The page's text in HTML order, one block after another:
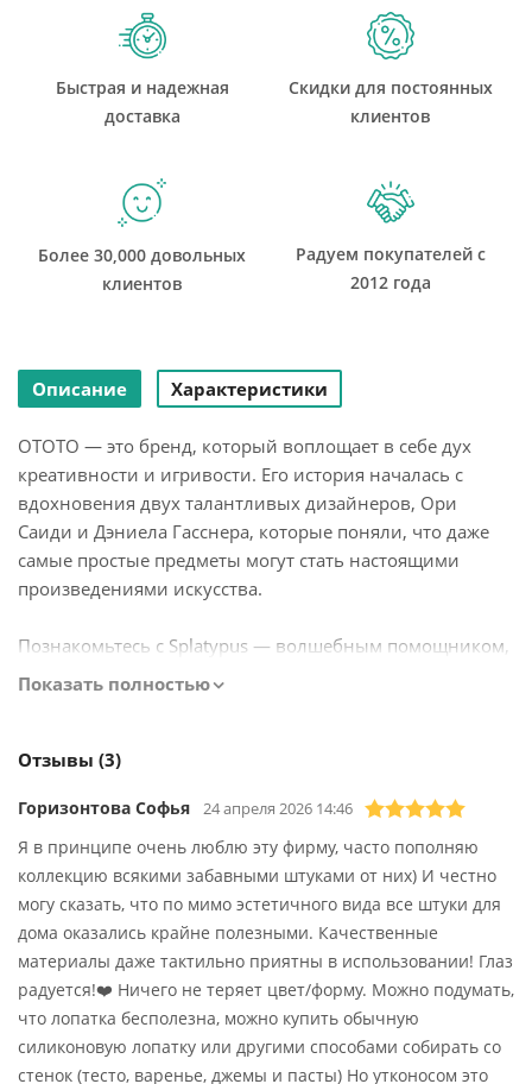
Быстрая и надежная
доставка
Скидки для постоянных
клиентов
Более 30,000 довольных
клиентов
Радуем покупателей с
2012 года
Описание Характеристики
OTOTO — это бренд, который воплощает в себе дух
креативности и игривости. Его история началась с
вдохновения двух талантливых дизайнеров, Ори
Саиди и Дэниела Гасснера, которые поняли, что даже
самые простые предметы могут стать настоящими
произведениями искусства.
Познакомьтесь с Splatypus — волшебным помощником,
который позволит вам извлечь максимум из каждой
Созданный с заботой компанией OTOTO, Splatypus —
кулинарный волшебник, который поможет вам
насладиться каждой каплей вашего любимого джема,
масла или мягкого сыра.
Удобный и стильный, Splatypus станет вашим верным
союзником на кухне, а уборка станет легким делом
после того, как вы насладитесь каждым вкусным
моментом.
Детали для Вашего комфорта:
Показать полностью
Отзывы (3)
Горизонтова Софья 24 апреля 2026 14:46
Я в принципе очень люблю эту фирму, часто пополняю
коллекцию всякими забавными штуками от них) И честно
могу сказать, что по мимо эстетичного вида все штуки для
дома оказались крайне полезными. Качественные
материалы даже тактильно приятны в использовании! Глаз
радуется!❤️ Ничего не теряет цвет/форму. Можно подумать,
что лопатка бесполезна, можно купить обычную
силиконовую лопатку или другими способами собирать со
стенок (тесто, варенье, джемы и пасты) Но утконосом это